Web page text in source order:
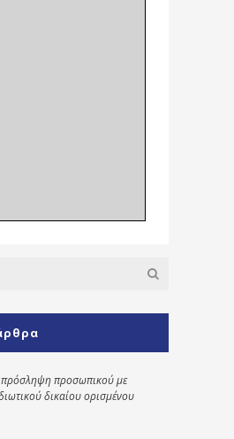
πρόσληψη προσωπικού με
δικαίου ορισμένου